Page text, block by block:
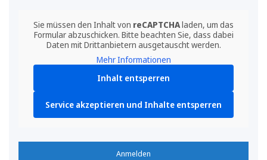
Sie müssen den Inhalt von reCAPTCHAladen, um das
Formular abzuschicken. Bitte beachten Sie, dass dabei
Daten mit Drittanbietern ausgetauscht werden.
Mehr Informationen
Inhalt entsperren
Service akzeptieren und Inhalte entsperren
Anmelden